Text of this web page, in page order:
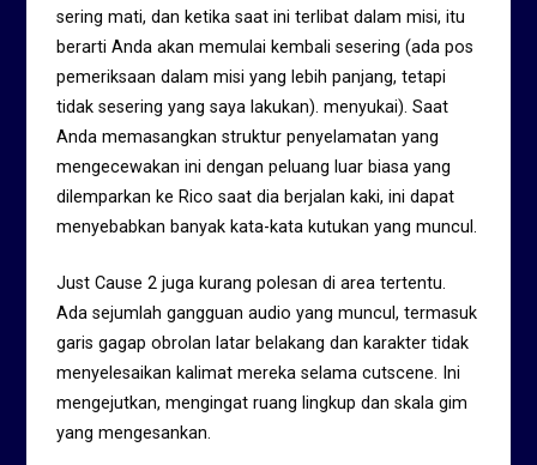
sering mati, dan ketika saat ini terlibat dalam misi, itu
berarti Anda akan memulai kembali sesering (ada pos
pemeriksaan dalam misi yang lebih panjang, tetapi
tidak sesering yang saya lakukan). menyukai). Saat
Anda memasangkan struktur penyelamatan yang
mengecewakan ini dengan peluang luar biasa yang
dilemparkan ke Rico saat dia berjalan kaki, ini dapat
menyebabkan banyak kata-kata kutukan yang muncul.
Just Cause 2 juga kurang polesan di area tertentu.
Ada sejumlah gangguan audio yang muncul, termasuk
garis gagap obrolan latar belakang dan karakter tidak
menyelesaikan kalimat mereka selama cutscene. Ini
mengejutkan, mengingat ruang lingkup dan skala gim
yang mengesankan.